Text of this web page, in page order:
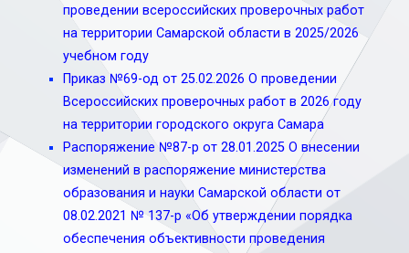
проведении всероссийских проверочных работ
на территории Самарской области в 2025/2026
учебном году
Приказ №69-од от 25.02.2026 О проведении
Всероссийских проверочных работ в 2026 году
на территории городского округа Самара
Распоряжение №87-р от 28.01.2025 О внесении
изменений в распоряжение министерства
образования и науки Самарской области от
08.02.2021 № 137-р «Об утверждении порядка
обеспечения объективности проведения